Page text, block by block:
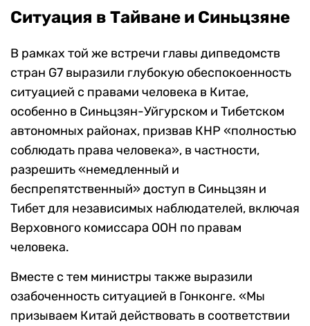
Ситуация в Тайване и Синьцзяне
В рамках той же встречи главы дипведомств
стран G7 выразили глубокую обеспокоенность
ситуацией с правами человека в Китае,
особенно в Синьцзян-Уйгурском и Тибетском
автономных районах, призвав КНР «полностью
соблюдать права человека», в частности,
разрешить «немедленный и
беспрепятственный» доступ в Синьцзян и
Тибет для независимых наблюдателей, включая
Верховного комиссара ООН по правам
человека.
Вместе с тем министры также выразили
озабоченность ситуацией в Гонконге. «Мы
призываем Китай действовать в соответствии